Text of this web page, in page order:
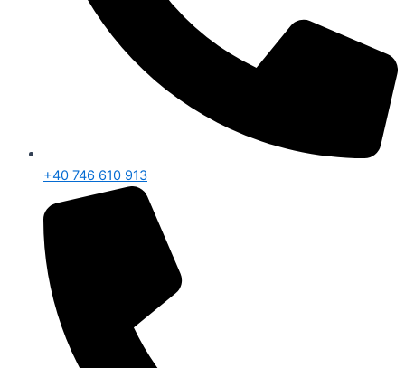
+40 746 610 913